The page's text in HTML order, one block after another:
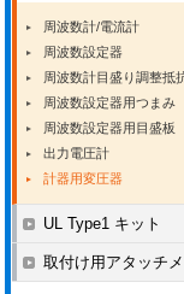
周波数計/電流計
周波数設定器
周波数計目盛り調整抵
周波数設定器用つまみ
周波数設定器用目盛板
出力電圧計
計器用変圧器
UL Type1 キット
取付け用アタッチ